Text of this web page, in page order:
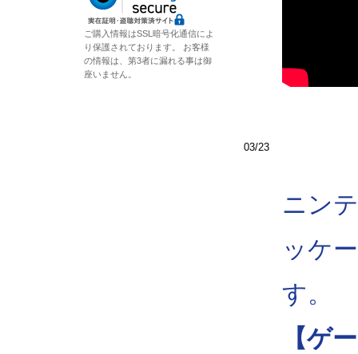
03/23
ニン
ッケ
す。
【ゲ
ご購入情報はSSL暗号化通信によ
り保護されております。 お客様
の情報は、第3者に漏れる事は御
座いません。